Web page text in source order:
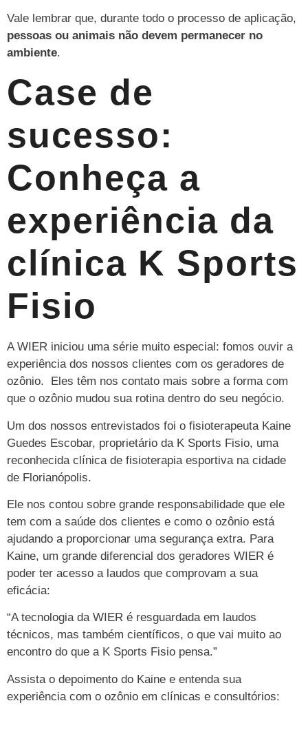
Vale lembrar que, durante todo o processo de aplicação,
pessoas ou animais não devem permanecer no
ambiente.
Case de
sucesso:
Conheça a
experiência da
clínica K Sports
Fisio
A WIER iniciou uma série muito especial: fomos ouvir a
experiência dos nossos clientes com os geradores de
ozônio. Eles têm nos contato mais sobre a forma com
que o ozônio mudou sua rotina dentro do seu negócio.
Um dos nossos entrevistados foi o fisioterapeuta Kaine
Guedes Escobar, proprietário da K Sports Fisio, uma
reconhecida clínica de fisioterapia esportiva na cidade
de Florianópolis.
Ele nos contou sobre grande responsabilidade que ele
tem com a saúde dos clientes e como o ozônio está
ajudando a proporcionar uma segurança extra. Para
Kaine, um grande diferencial dos geradores WIER é
poder ter acesso a laudos que comprovam a sua
eficácia:
“A tecnologia da WIER é resguardada em laudos
técnicos, mas também científicos, o que vai muito ao
encontro do que a K Sports Fisio pensa.”
Assista o depoimento do Kaine e entenda sua
experiência com o ozônio em clínicas e consultórios: